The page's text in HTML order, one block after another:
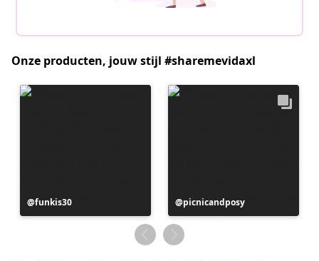
Onze producten, jouw stijl #sharemevidaxl
Bericht
gepubliceerd
funkis30
Bericht
gepubliceerd
door
picnicandposy